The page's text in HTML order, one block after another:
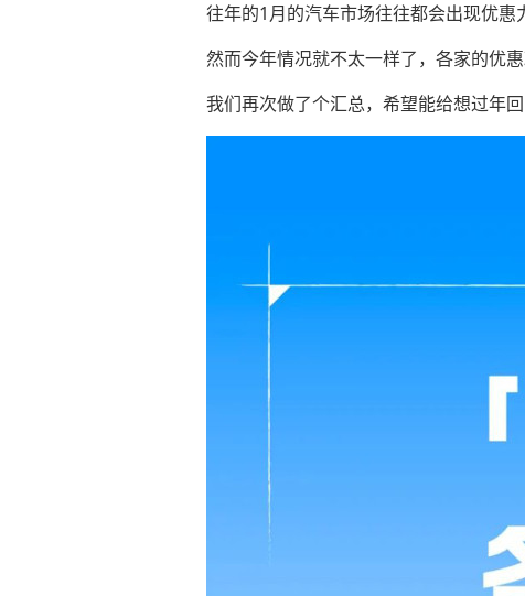
往年的1月的汽车市场往往都会出现优惠
然而今年情况就不太一样了，各家的优
我们再次做了个汇总，希望能给想过年